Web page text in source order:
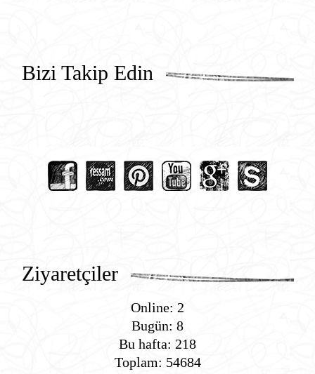
Bizi Takip Edin
Ziyaretçiler
Online: 2
Bugün: 8
Bu hafta: 218
Toplam: 54684